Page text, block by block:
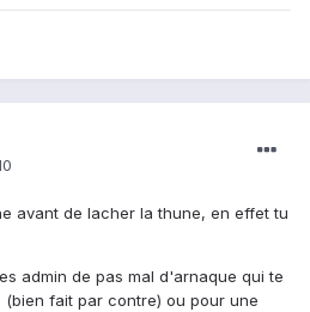
avant de lacher la thune, en effet tu
admin de pas mal d'arnaque qui te
fait par contre) ou pour une